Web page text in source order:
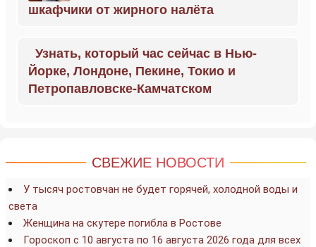
шкафчики от жирного налёта
Узнать, который час сейчас в Нью-
Йорке, Лондоне, Пекине, Токио и
Петропавловске-Камчатском
СВЕЖИЕ НОВОСТИ
У тысяч ростовчан не будет горячей, холодной воды и
света
Женщина на скутере погибла в Ростове
Гороскоп с 10 августа по 16 августа 2026 года для всех